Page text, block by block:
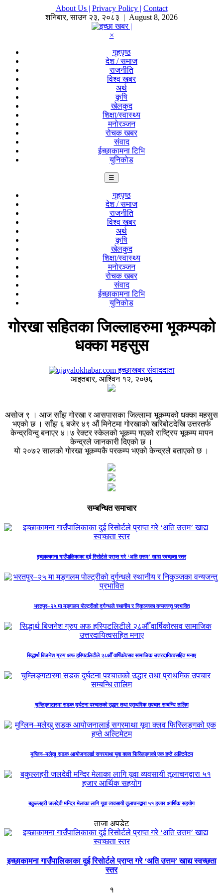
About Us | Privacy Policy | Contact
शनिबार,साउन २३, २०८३ | August 8, 2026
×
गृहपृष्ठ
देश / समाज
राजनीति
विश्व खबर
अर्थ
कृषि
खेलकुद
शिक्षा/स्वास्थ्य
मनोरञ्जन
रोचक खबर
संवाद
ईच्छाकामना टिभि
युनिकोड
☰
गृहपृष्ठ
देश / समाज
राजनीति
विश्व खबर
अर्थ
कृषि
खेलकुद
शिक्षा/स्वास्थ्य
मनोरञ्जन
रोचक खबर
संवाद
ईच्छाकामना टिभि
युनिकोड
गोरखा सहितका जिल्लाहरुमा भूकम्पको
धक्का महसुस
इच्छाखबर संवाददाता
आइतबार, आश्विन १२, २०७६
असोज ९ । आज साँझ गोरखा र आसपासका जिल्लामा भूकम्पको धक्का महसुस
भएको छ । साँझ ६ बजेर ४९ औं मिनेटमा गोरखाको खरिबोटदेखि उत्तरतर्फ
केन्द्रविन्दु बनाएर ४।७ रेक्टर स्केलको भूकम्प गएको राष्ट्रिय भूकम्प मापन
केन्द्रले जानकारी दिएको छ ।
यो २०७२ सालको गोरखा भूकम्पकै परकम्प भएको केन्द्रले बताएको छ ।
सम्बन्धित समाचार
इच्छाकामना गाउँपालिकाका दुई रिसोर्टले प्राप्त गरे ‘अति उत्तम’ खाद्य स्वच्छता स्तर
भरतपुर–२५ मा मङ्गलम पोल्ट्रीको दुर्गन्धले स्थानीय र निकुञ्जका वन्यजन्तु प्रभावित
सिद्धार्थ बिजनेश ग्रुप अफ हस्पिटलिटीले २८औँ वार्षिकोत्सव सामाजिक उत्तरदायित्वसहित मनाए
चुम्लिङ्गटारमा सडक दुर्घटना पश्चातको उद्धार तथा प्राथमिक उपचार सम्बन्धि तालिम
मुग्लिन–मलेखु सडक आयोजनालाई सगरमाथा यूवा क्लव फिस्लिङ्गको एक हप्ते अल्टिमेटम
बकुल्लहरी जलदेवी मन्दिर मेलाका लागि यूवा व्यवसायी तूलाचनद्वारा ५१ हजार आर्थिक सहयोग
ताजा अपडेट
इच्छाकामना गाउँपालिकाका दुई रिसोर्टले प्राप्त गरे ‘अति उत्तम’ खाद्य स्वच्छता
स्तर
१